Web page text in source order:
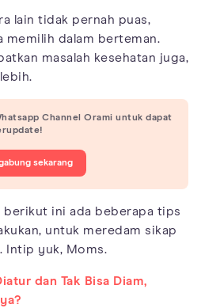
lain tidak pernah puas,
memilih dalam berteman.
masalah kesehatan juga,
Channel Orami untuk dapat
sekarang
berikut ini ada beberapa tips
untuk meredam sikap
Intip yuk, Moms.
dan Tak Bisa Diam,